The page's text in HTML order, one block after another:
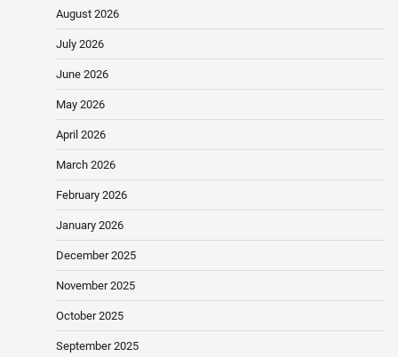
August 2026
July 2026
June 2026
May 2026
April 2026
March 2026
February 2026
January 2026
December 2025
November 2025
October 2025
September 2025